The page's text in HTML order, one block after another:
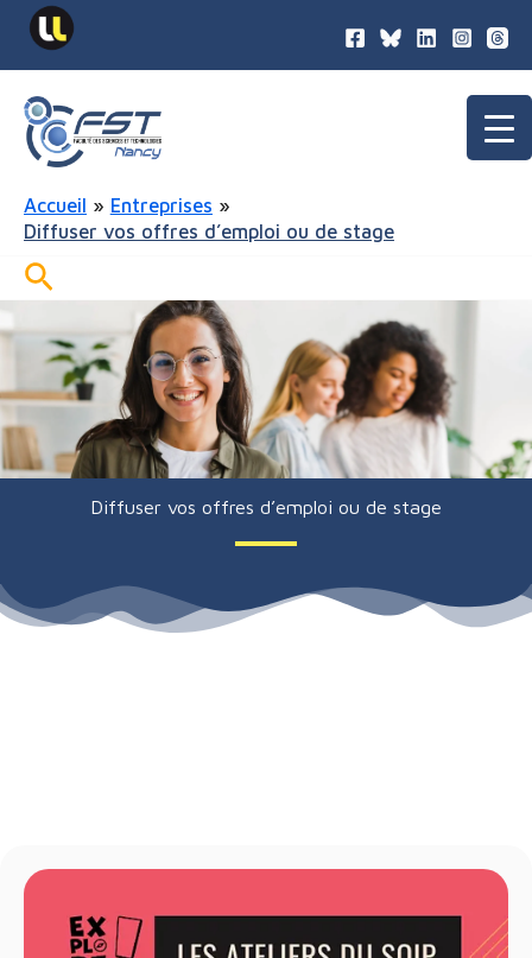
principal
Aller
Accueil
Entreprises
Diffuser vos offres d’emploi ou de stage
Rechercher
Diffuser vos offres d’emploi ou de stage